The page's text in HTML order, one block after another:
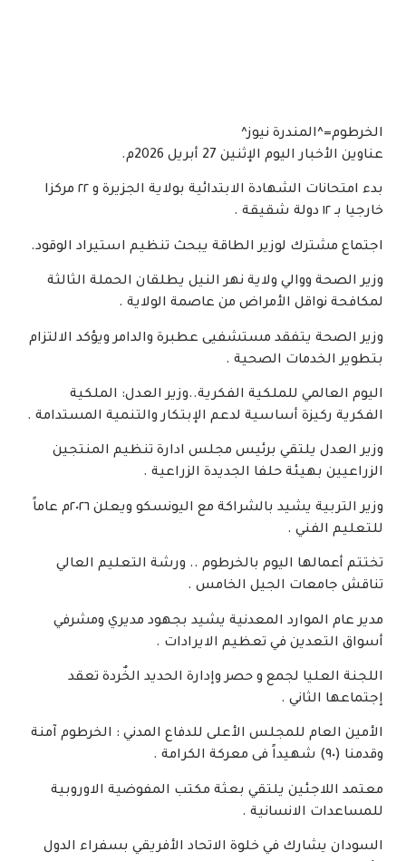
الخرطوم=^المندرة نيوز^
عناوين الأخبار اليوم الإثنين 27 أبريل 2026م.
بدء امتحانات الشهادة الابتدائية بولاية الجزيرة و ٢٢ مركزا
خارجيا بـ ١٢ دولة شقيقة .
اجتماع مشترك لوزير الطاقة يبحث تنظيم استيراد الوقود.
وزير الصحة ووالي ولاية نهر النيل يطلقان الحملة الثالثة
لمكافحة نواقل الأمراض من عاصمة الولاية .
وزير الصحة يتفقد مستشفيى عطبرة والدامر ويؤكد الالتزام
بتطوير الخدمات الصحية .
اليوم العالمي للملكية الفكرية..وزير العدل: الملكية
الفكرية ركيزة أساسية لدعم الإبتكار والتنمية المستدامة .
وزير العدل يلتقي برئيس مجلس ادارة تنظيم المنتجين
الزراعيين بهيئة حلفا الجديدة الزراعية .
وزير التربية يشيد بالشراكة مع اليونسكو ويعلن ٢٠٢٦م عاماً
للتعليم الفني .
تختتم أعمالها اليوم بالخرطوم .. ورشة التعليم العالي
تناقش جامعات الجيل الخامس .
مدير عام الموارد المعدنية يشيد بجهود مديري ومشرفي
أسواق التعدين في تعظيم الايرادات .
اللجنة العليا لجمع و حصر وإدارة الحديد الخٌردة تعقد
إجتماعها الثاني .
الأمين العام للمجلس الأعلى للدفاع المدني : الخرطوم آمنة
وقدمنا (٩٠) شهيداً فى معركة الكرامة .
معتمد اللاجئين يلتقي بعثة مكتب المفوضية الاوروبية
للمساعدات الانسانية .
السودان يشارك في خلوة الاتحاد الأفريقي بسفراء الدول